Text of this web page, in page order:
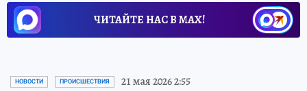
ЧИТАЙТЕ НАС В МАХ!
НОВОСТИ ПРОИСШЕСТВИЯ 21 мая 2026 2:55